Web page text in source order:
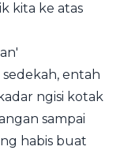
kita ke atas
entah
ngisi kotak
sampai
habis buat